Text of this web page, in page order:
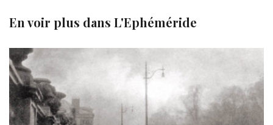
En voir plus dans L'Ephéméride